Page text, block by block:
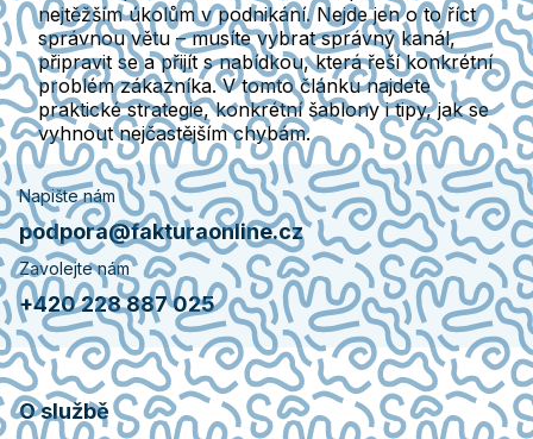
nejtěžším úkolům v podnikání. Nejde jen o to říct
správnou větu – musíte vybrat správný kanál,
připravit se a přijít s nabídkou, která řeší konkrétní
problém zákazníka. V tomto článku najdete
praktické strategie, konkrétní šablony i tipy, jak se
vyhnout nejčastějším chybám.
Napište nám
podpora@fakturaonline.cz
Zavolejte nám
+420 228 887 025
O službě